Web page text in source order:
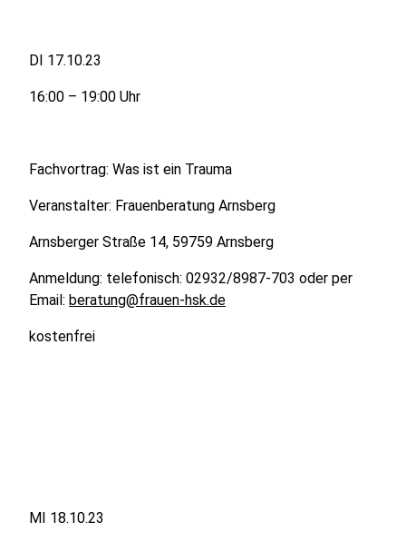
DI 17.10.23
16:00 – 19:00 Uhr
Fachvortrag: Was ist ein Trauma
Veranstalter: Frauenberatung Arnsberg
Arnsberger Straße 14, 59759 Arnsberg
Anmeldung: telefonisch: 02932/8987-703 oder per
Email: beratung@frauen-hsk.de
kostenfrei
MI 18.10.23